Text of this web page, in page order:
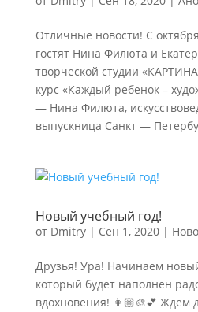
Отличные новости! С
гостят Нина Филюта и
творческой студии
курс «Каждый ребенок –
— Нина Филюта,
выпускница Санкт —
Новый учебный год!
от Dmitry| Сен 1, 2020|
Друзья! Ура! Начинаем
который будет наполнен
вдохновения! 👩🏼‍🎨💕 Ждём